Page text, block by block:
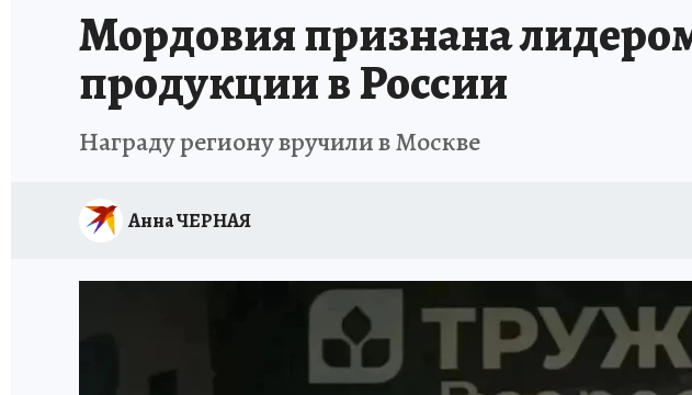
Мордовия признана
продукции в России
Награду региону вручили в Москве
Анна ЧЕРНАЯ